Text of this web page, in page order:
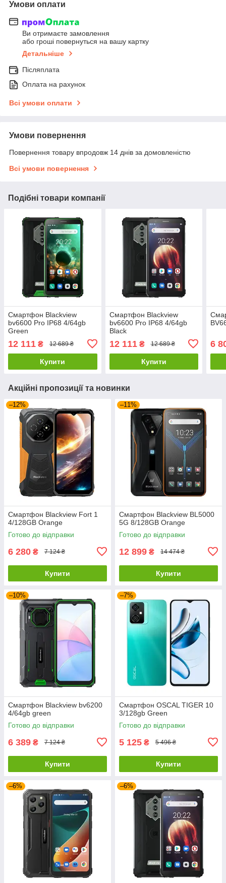
Умови оплати
Ви отримаєте замовлення
або гроші повернуться на вашу картку
Детальніше
Післяплата
Оплата на рахунок
Всі умови оплати
Умови повернення
Повернення товару впродовж 14 днів за домовленістю
Всі умови повернення
Подібні товари компанії
Смартфон Blackview
bv6600 Pro IP68 4/64gb
Green
12 111 ₴ 12 689 ₴
Купити
Смартфон Blackview
bv6600 Pro IP68 4/64gb
Black
12 111₴ 12 689 ₴
Купити
6
Акційні пропозиції та новинки
–12%
Смартфон Blackview Fort 1
4/128GB Orange
Готово до відправки
6 280 ₴ 7 124 ₴
Купити
–11%
Смартфон Blackview BL5000
5G 8/128GB Orange
Готово до відправки
12 899 ₴ 14 474 ₴
Купити
–10%
Смартфон Blackview bv6200
4/64gb green
Готово до відправки
6 389 ₴ 7 124 ₴
Купити
–7%
Смартфон OSCAL TIGER 10
3/128gb Green
Готово до відправки
5 125 ₴ 5 496 ₴
Купити
–6% –6%